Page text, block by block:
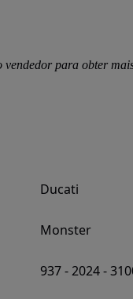
para obter
Ducati
Monster
937 - 2024 -